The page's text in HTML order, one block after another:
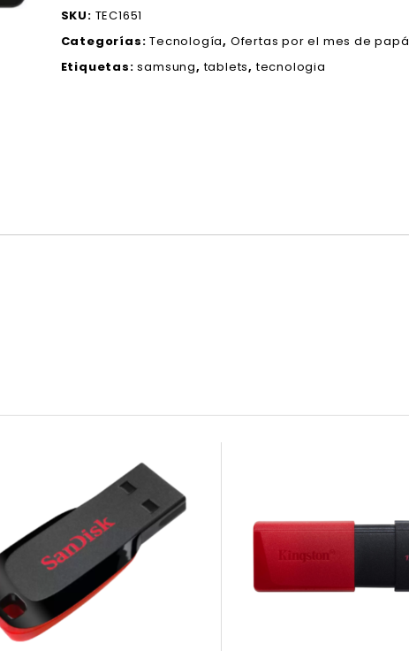
SKU: TEC1651
Categorías:Tecnología, Ofertas por el mes de papá
Etiquetas:samsung,tablets,tecnologia